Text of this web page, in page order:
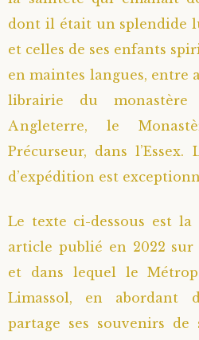
Saint Sophrony
Sainte Xenia
Sainte Matrone de
Staritsa Marie
Natalia de Vyritsa
Staritsa Anastasia
Archimandrite Lazare
Geronda Arsenios le
Gerondissa Makrina
Archimandrite
dont il était un splendide
et celles de ses enfants
en maintes langues, entre
librairie du
Angleterre, le
Précurseur, dans
d’expédition est
Le texte ci-dessous est la
article publié en 2022 sur
et dans lequel le
Limassol, en abordant
partage ses souvenirs